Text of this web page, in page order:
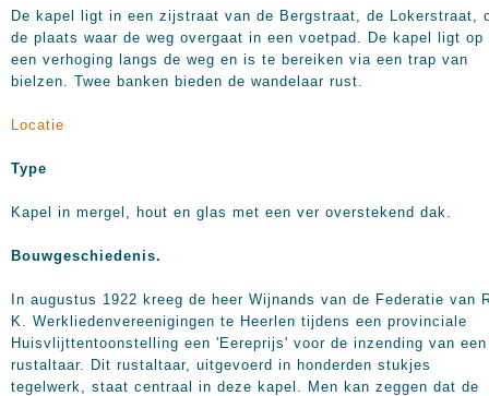
De kapel ligt in een zijstraat van de Bergstraat, de Lokerstraat,
de plaats waar de weg overgaat in een voetpad. De kapel ligt op
een verhoging langs de weg en is te bereiken via een trap van
bielzen. Twee banken bieden de wandelaar rust.
Locatie
Type
Kapel in mergel, hout en glas met een ver overstekend dak.
Bouwgeschiedenis.
In augustus 1922 kreeg de heer Wijnands van de Federatie van
K. Werkliedenvereenigingen te Heerlen tijdens een provinciale
Huisvlijttentoonstelling een 'Eereprijs' voor de inzending van een
rustaltaar. Dit rustaltaar, uitgevoerd in honderden stukjes
tegelwerk, staat centraal in deze kapel. Men kan zeggen dat de